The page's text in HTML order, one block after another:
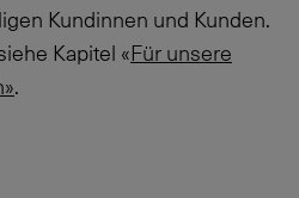
Kundinnen und Kunden.
Kapitel «Für unsere
.